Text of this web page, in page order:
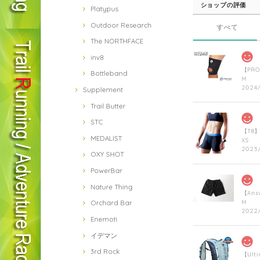
Platypus
Outdoor Research
The NORTHFACE
inv8
Bottleband
Supplement
Trail Butter
STC
MEDALIST
OXY SHOT
PowerBar
Nature Thing
Orchard Bar
Enemoti
イデマン
3rd Rock
ショップの評価
すべて
【
M
【
XS
【
M
【